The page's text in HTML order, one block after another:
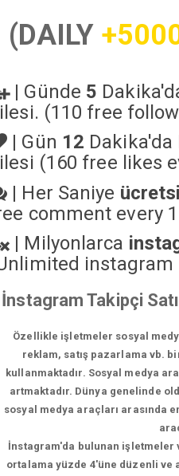
(DAILY
| Günde 5
(110 free
| Gün 12 Dakika'da
(160 free likes
| Her Saniye
comment every
| Milyonlarca
instagram
İnstagram Takipçi
Özellikle işletmeler sosyal
reklam, satış pazarlama vb.
kullanmaktadır. Sosyal medya
artmaktadır. Dünya genelinde
sosyal medya araçları arasında
İnstagram'da bulunan
ortalama yüzde 4'üne düzenli ve